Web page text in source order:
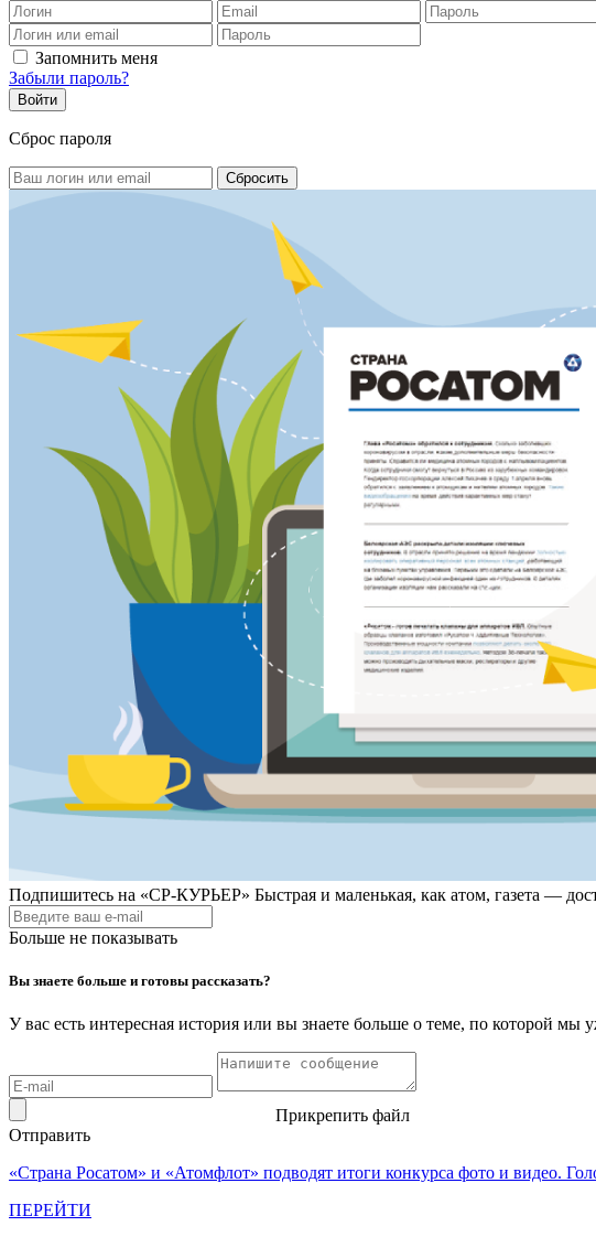
Запомнить меня
Забыли пароль?
Сброс пароля
Подпишитесь на «СР-КУРЬЕР» Быстрая и маленькая, как атом, газета —
Больше не показывать
Вы знаете больше и готовы рассказать?
У вас есть интересная история или вы знаете больше о теме, по которой
Прикрепить файл
Отправить
«Страна Росатом» и «Атомфлот» подводят итоги конкурса фото и видео.
ПЕРЕЙТИ